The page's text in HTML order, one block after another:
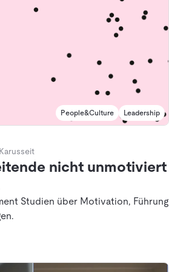
People&Culture Leadership
nicht unmotiviert
Studien über Motivation, Führung